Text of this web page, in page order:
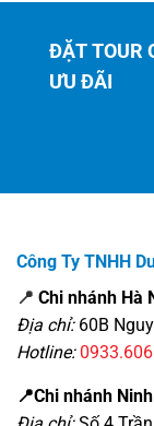
ĐẶT TOUR
ƯU ĐÃI
Công Ty TNHH
📍 Chi nhánh Hà
Địa chỉ:60B
Hotline:
📍Chi nhánh